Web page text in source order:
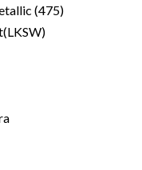
(475)